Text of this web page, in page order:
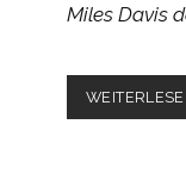
Miles Davis